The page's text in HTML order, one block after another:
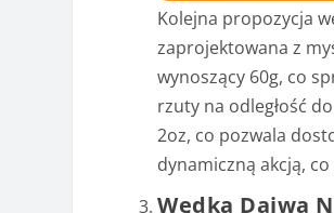
Kolejna propozycja
zaprojektowana z
wynoszący 60g, co
rzuty na odległość
2oz, co pozwala
dynamiczną akcją,
Wędka Daiwa